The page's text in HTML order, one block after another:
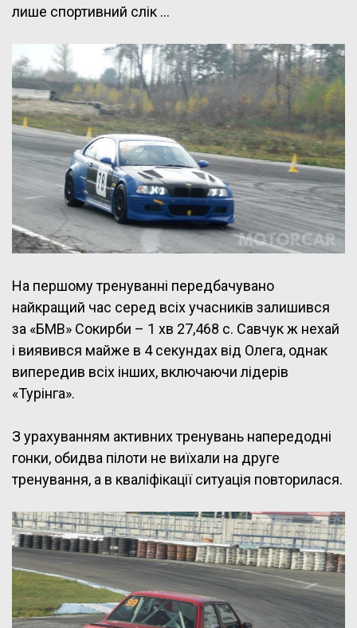
лише спортивний слік …
На першому тренуванні передбачувано
найкращий час серед всіх учасників залишився
за «БМВ» Сокирби – 1 хв 27,468 с. Савчук ж нехай
і виявився майже в 4 секундах від Олега, однак
випередив всіх інших, включаючи лідерів
«Турінга».
З урахуванням активних тренувань напередодні
гонки, обидва пілоти не виїхали на друге
тренування, а в кваліфікації ситуація повторилася.